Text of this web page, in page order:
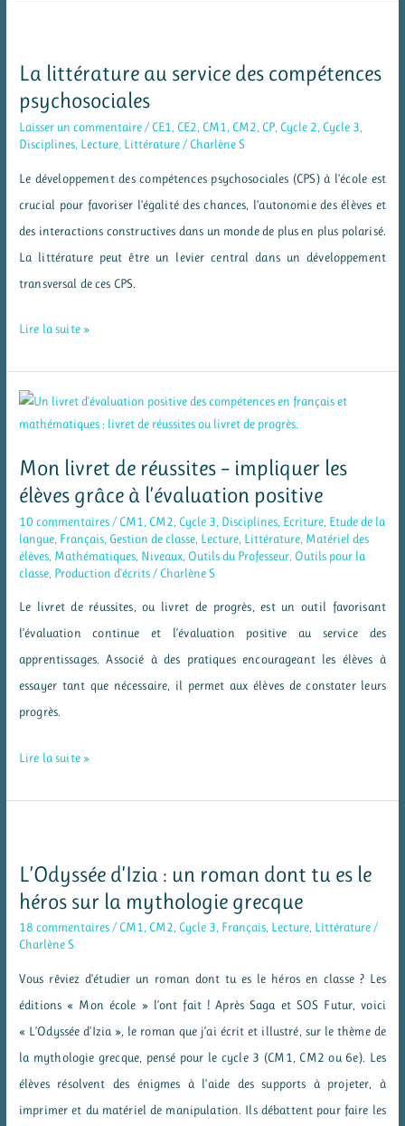
La littérature au service des compétences
psychosociales
Laisser un commentaire / CE1 CE2 CM1 CM2 CP Cycle 2 Cycle 3
Disciplines Lecture Littérature / Charlène S
Le développement des compétences psychosociales (CPS) à l’école est
crucial pour favoriser l’égalité des chances, l’autonomie des élèves et
des interactions constructives dans un monde de plus en plus polarisé.
La littérature peut être un levier central dans un développement
transversal de ces CPS.
La
service
des
compétences
psychosociales
Lire la suite »
Mon livret de réussites – impliquer les
élèves grâce à l’évaluation positive
10 commentaires / CM1 CM2 Cycle 3 Disciplines Ecriture Etude de la
langue Français Gestion de classe Lecture Littérature Matériel des
élèves Mathématiques Niveaux Outils du Professeur Outils pour la
classe Production d'écrits / Charlène S
Le livret de réussites, ou livret de progrès, est un outil favorisant
l’évaluation continue et l’évaluation positive au service des
apprentissages. Associé à des pratiques encourageant les élèves à
essayer tant que nécessaire, il permet aux élèves de constater leurs
progrès.
Mon
impliquer
les
élèves
Lire la suite »
L’Odyssée d’Izia : un roman dont tu es le
héros sur la mythologie grecque
18 commentaires/ CM1, CM2, Cycle 3, Français, Lecture, Littérature/
Charlène S
Vous rêviez d’étudier un roman dont tu es le héros en classe ? Les
éditions « Mon école » l’ont fait ! Après Saga et SOS Futur, voici
« L’Odyssée d’Izia », le roman que j’ai écrit et illustré, sur le thème de
la mythologie grecque, pensé pour le cycle 3 (CM1, CM2 ou 6e). Les
élèves résolvent des énigmes à l’aide des supports à projeter, à
imprimer et du matériel de manipulation. Ils débattent pour faire les